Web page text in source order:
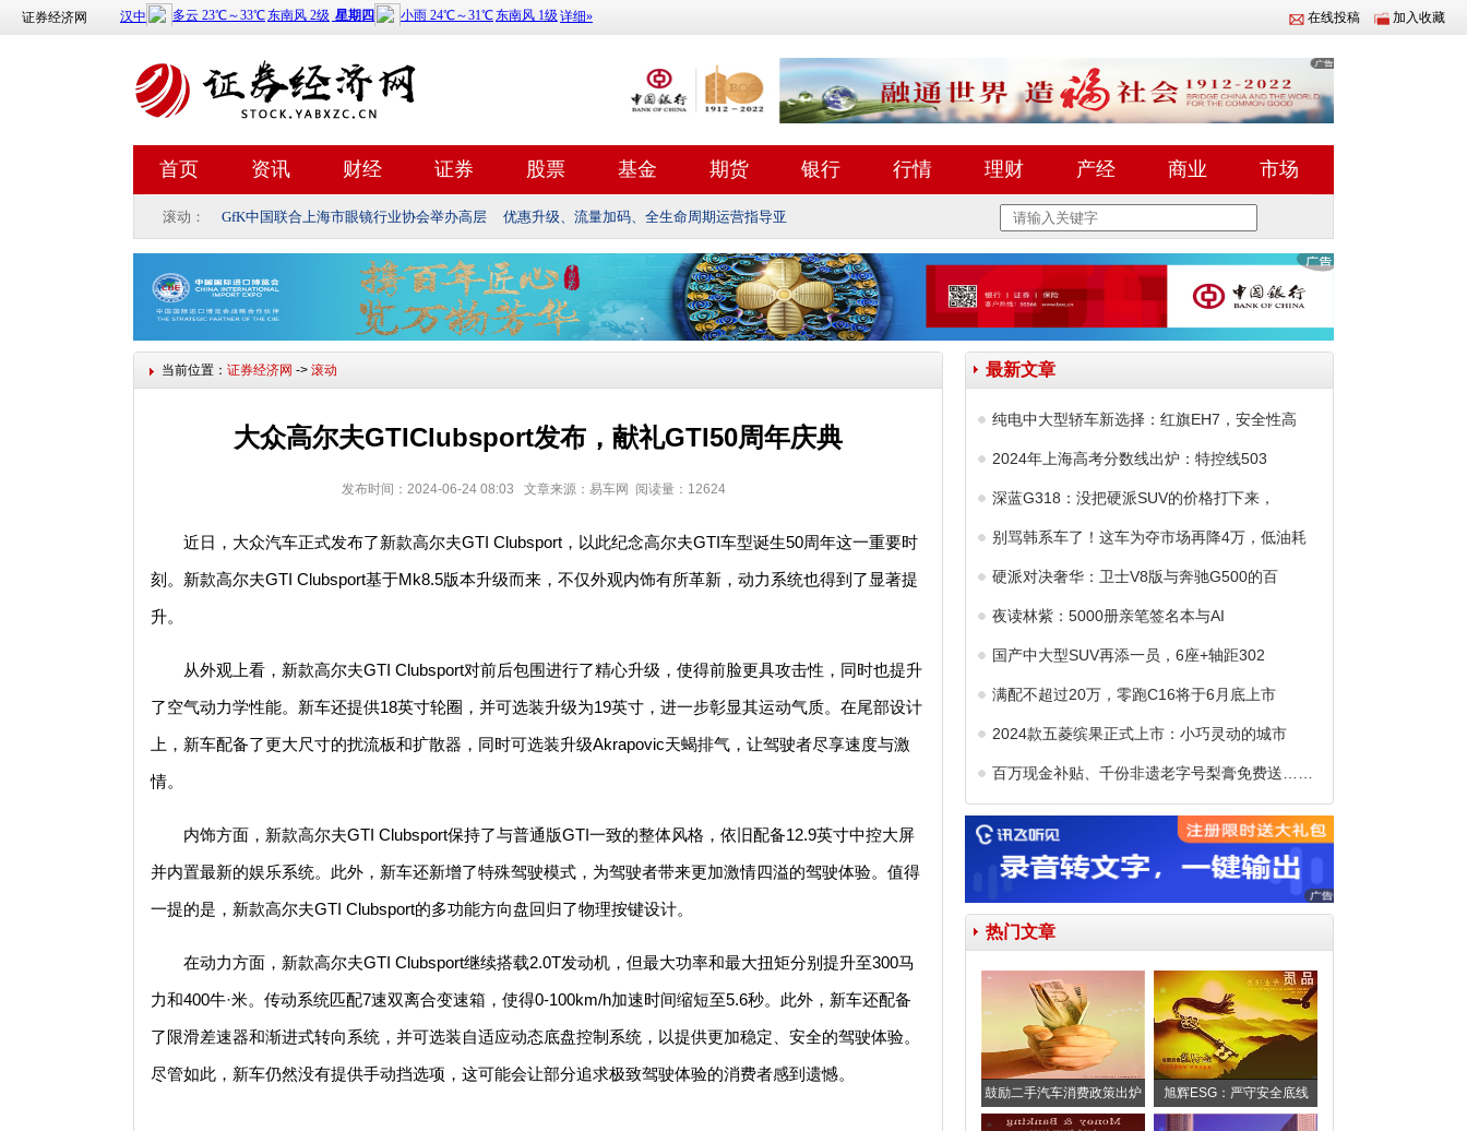
证券经济网 在线投稿 加入收藏
首页 资讯 财经 证券 股票 基金 期货 银行 行情 理财 产经 商业 市场
滚动： GfK中国联合上海市眼镜行业协会举办高层 优惠升级、流量加码、全生命周期运营指导亚
当前位置： 证券经济网 -> 滚动
大众高尔夫GTIClubsport发布，献礼GTI50周年庆典
发布时间：2024-06-24 08:03 文章来源：易车网 阅读量：12624
近日，大众汽车正式发布了新款高尔夫GTI Clubsport，以此纪念高尔夫GTI车型诞生50周年这一重要时
刻。新款高尔夫GTI Clubsport基于Mk8.5版本升级而来，不仅外观内饰有所革新，动力系统也得到了显著提
升。
从外观上看，新款高尔夫GTI Clubsport对前后包围进行了精心升级，使得前脸更具攻击性，同时也提升
了空气动力学性能。新车还提供18英寸轮圈，并可选装升级为19英寸，进一步彰显其运动气质。在尾部设计
上，新车配备了更大尺寸的扰流板和扩散器，同时可选装升级Akrapovic天蝎排气，让驾驶者尽享速度与激
情。
内饰方面，新款高尔夫GTI Clubsport保持了与普通版GTI一致的整体风格，依旧配备12.9英寸中控大屏
并内置最新的娱乐系统。此外，新车还新增了特殊驾驶模式，为驾驶者带来更加激情四溢的驾驶体验。值得
一提的是，新款高尔夫GTI Clubsport的多功能方向盘回归了物理按键设计。
在动力方面，新款高尔夫GTI Clubsport继续搭载2.0T发动机，但最大功率和最大扭矩分别提升至300马
力和400牛·米。传动系统匹配7速双离合变速箱，使得0-100km/h加速时间缩短至5.6秒。此外，新车还配备
了限滑差速器和渐进式转向系统，并可选装自适应动态底盘控制系统，以提供更加稳定、安全的驾驶体验。
尽管如此，新车仍然没有提供手动挡选项，这可能会让部分追求极致驾驶体验的消费者感到遗憾。
最新文章
纯电中大型轿车新选择：红旗EH7，安全性高
2024年上海高考分数线出炉：特控线503
深蓝G318：没把硬派SUV的价格打下来，
别骂韩系车了！这车为夺市场再降4万，低油耗
硬派对决奢华：卫士V8版与奔驰G500的百
夜读林紫：5000册亲笔签名本与AI
国产中大型SUV再添一员，6座+轴距302
满配不超过20万，零跑C16将于6月底上市
2024款五菱缤果正式上市：小巧灵动的城市
百万现金补贴、千份非遗老字号梨膏免费送……
热门文章
鼓励二手汽车消费政策出炉 旭辉ESG：严守安全底线